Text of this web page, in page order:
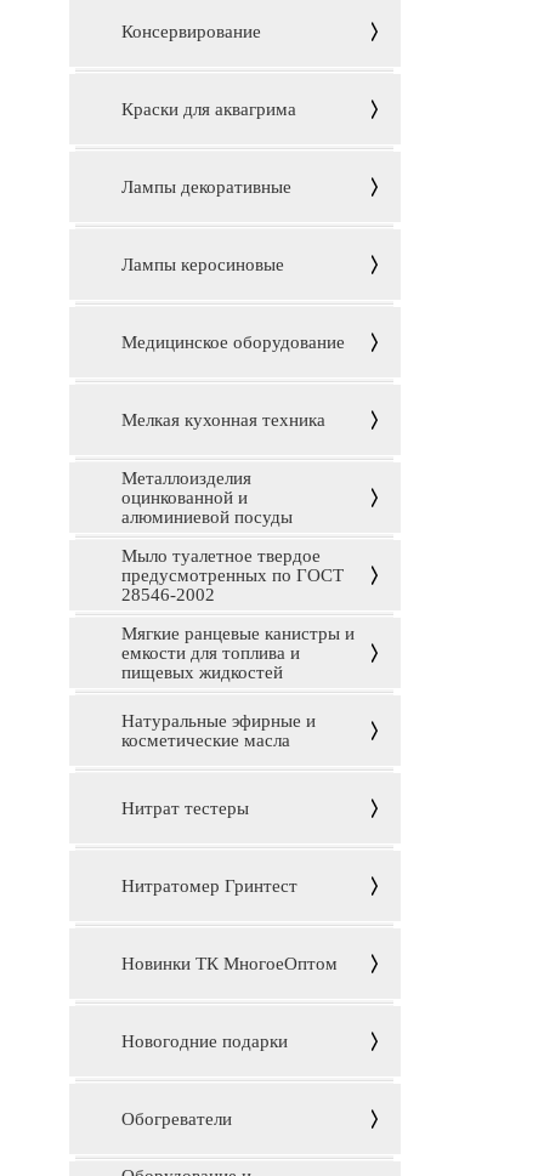
Консервирование
Краски для аквагрима
Лампы декоративные
Лампы керосиновые
Медицинское оборудование
Мелкая кухонная техника
Металлоизделия
оцинкованной и
алюминиевой посуды
Мыло туалетное твердое
предусмотренных по ГОСТ
28546-2002
Мягкие ранцевые канистры и
емкости для топлива и
пищевых жидкостей
Натуральные эфирные и
косметические масла
Нитрат тестеры
Нитратомер Гринтест
Новинки ТК МногоеОптом
Новогодние подарки
Обогреватели